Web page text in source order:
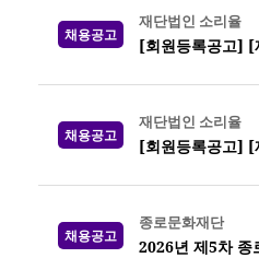
채용공고
재단법인 소리율
[회원등록공고]
채용공고
재단법인 소리율
[회원등록공고]
채용공고
종로문화재단
2026년 제5차 종